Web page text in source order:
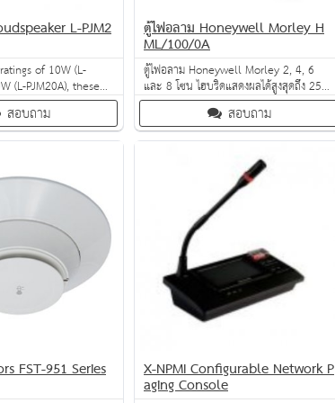
L-PJM2
of 10W (L-
(L-PJM20A), these
very popular for
indoor use. They
fire-resistant cable
สอบถาม
ตู้ไฟอลาม Honeywell Morley H
ML/100/0A
ตู้ไฟอลาม Honeywell Morley 2, 4, 6
และ 8 โซน ไฮบริดแสดงผลได้สูงสุดถึง 256
ตำแหน่ง จอแสดงผลแบบ LCD รายงานการ
แจ้งเตือนได้ทุกตำแหน่ง ง่ายต่อการใช้งาน
และบำรุงรักษา
สอบถาม
FST-951 Series X-NPMI Configurable Network P
aging Console